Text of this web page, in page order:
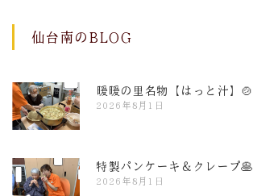
仙台南のBLOG
暖暖の里名物【はっと汁】🍲
2026年8月1日
特製パンケーキ＆クレープ🥞
2026年8月1日